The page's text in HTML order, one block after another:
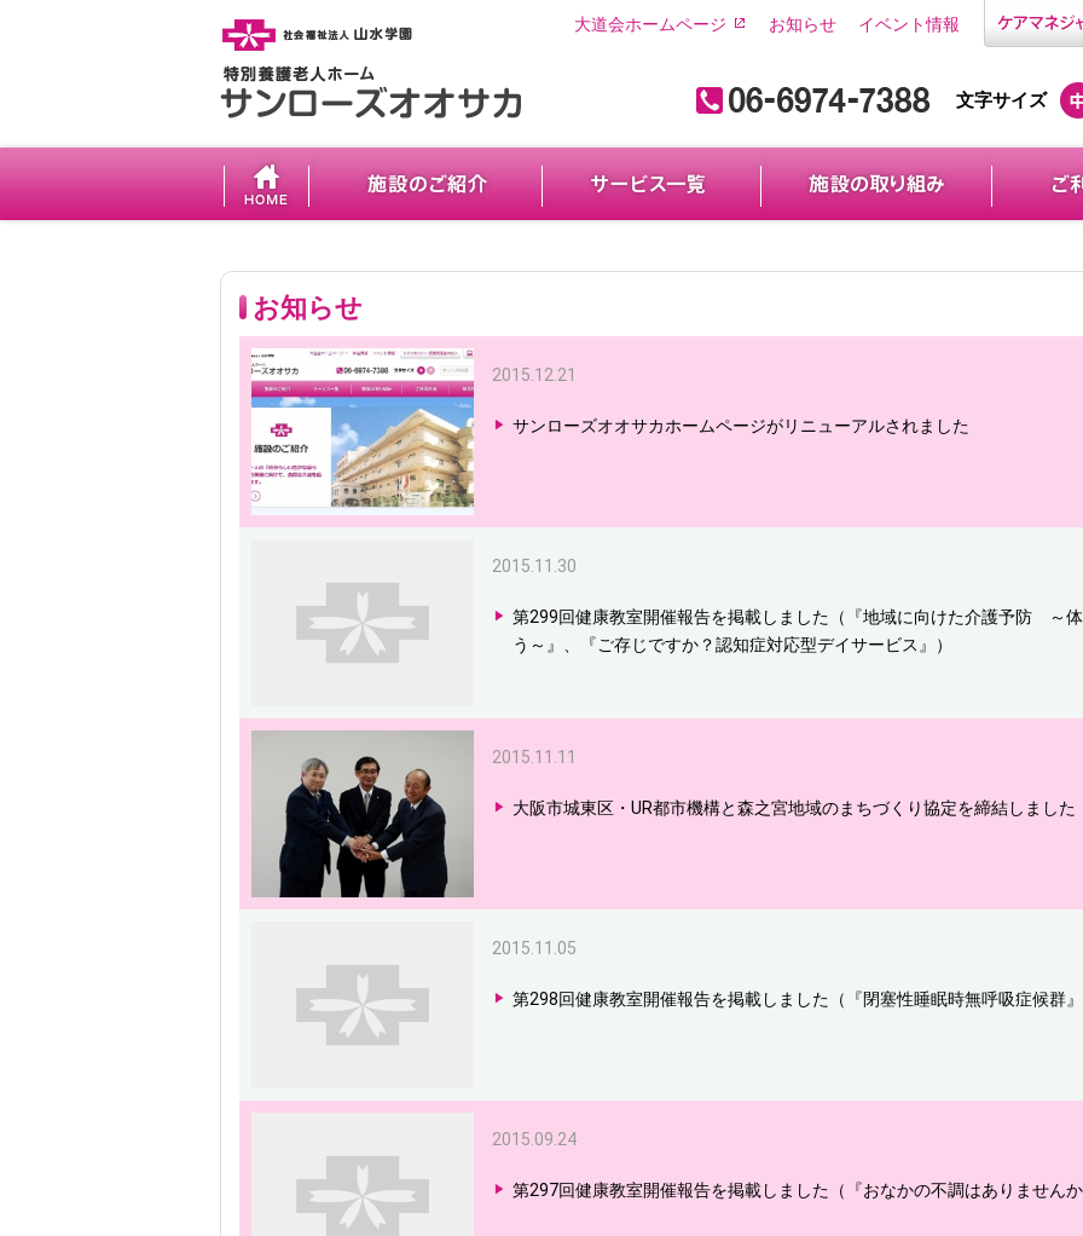
イベント情報
お知らせ
大道会ホームページ
文字サイズ
お知らせ
2015.12.21
サンローズオオサカホームページがリニューアルされました
2015.11.30
第299回健康教室開催報告を掲載しました（『地域に向けた介護予防 ～
う～』、『ご存じですか？認知症対応型デイサービス』）
2015.11.11
大阪市城東区・UR都市機構と森之宮地域のまちづくり協定を締結しました
2015.11.05
第298回健康教室開催報告を掲載しました（『閉塞性睡眠時無呼吸症候群
2015.09.24
第297回健康教室開催報告を掲載しました（『おなかの不調はありません